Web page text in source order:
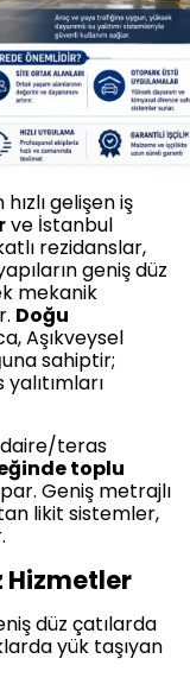
gelişen iş
ve İstanbul
rezidanslar,
geniş düz
mekanik
Doğu
Aşıkveysel
sahiptir;
daire/teras
toplu
Geniş metrajlı
likit sistemler,
Hizmetler
düz çatılarda
yük taşıyan